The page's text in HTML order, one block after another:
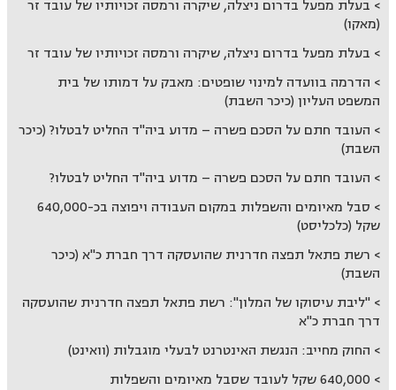
בעלת מפעל בדרום ניצלה, שיקרה ורמסה זכויותיו של עובד זר
(מאקו)
בעלת מפעל בדרום ניצלה, שיקרה ורמסה זכויותיו של עובד זר
הדרמה בוועדה למינוי שופטים: מאבק על דמותו של בית
המשפט העליון (כיכר השבת)
העובד חתם על הסכם פשרה – מדוע ביה"ד החליט לבטלו? (כיכר
השבת)
העובד חתם על הסכם פשרה – מדוע ביה"ד החליט לבטלו?
סבל מאיומים והשפלות במקום העבודה ויפוצה בכ-640,000
שקל (כלכליסט)
רשת פתאל תפצה חדרנית שהועסקה דרך חברת כ"א (כיכר
השבת)
"ליבת עיסוקו של המלון": רשת פתאל תפצה חדרנית שהועסקה
דרך חברת כ"א
החוק מחייב: הנגשת האינטרנט לבעלי מוגבלות (וואינט)
640,000 שקל לעובד שסבל מאיומים והשפלות